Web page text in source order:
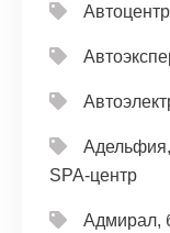
Автоцентр
SPA-центр
Адмирал,